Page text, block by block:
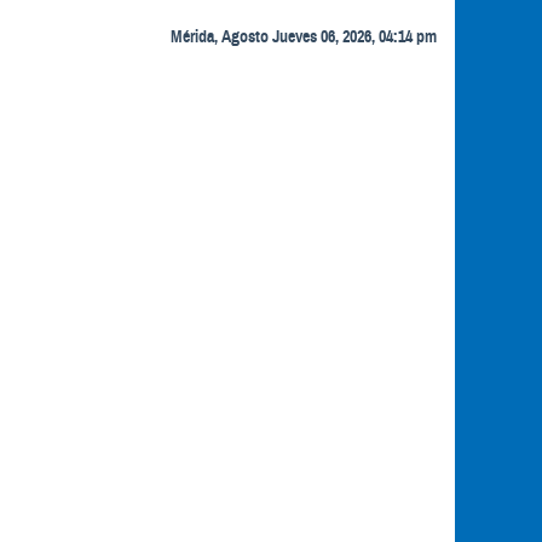
Mérida, Agosto Jueves 06, 2026, 04:14 pm